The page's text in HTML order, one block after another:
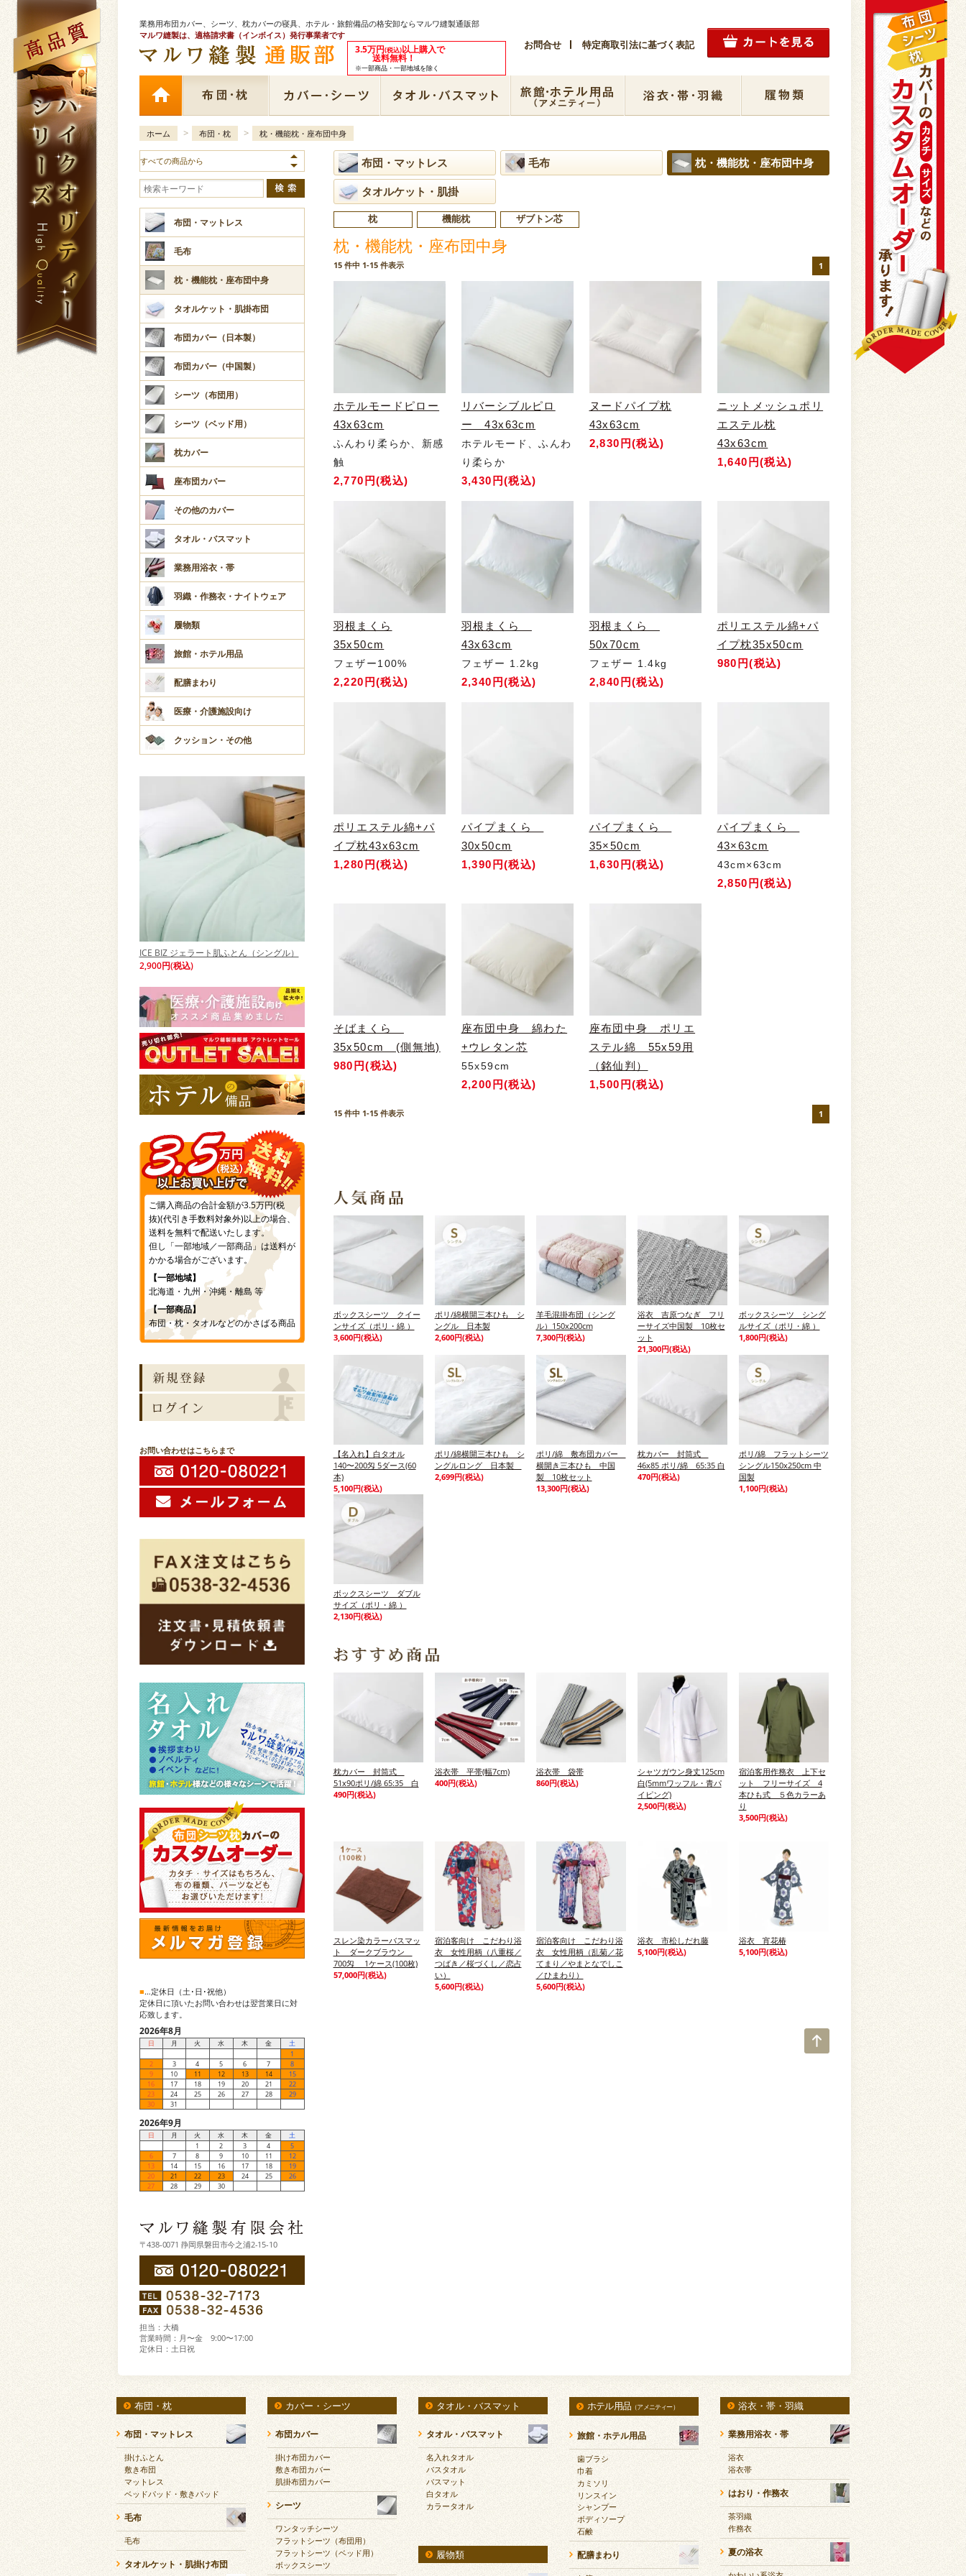
業務用布団カバー、シーツ、枕カバーの寝具、ホテル・旅館備品の格安卸ならマルワ縫製通販部
マルワ縫製は、適格請求書（インボイス）発行事業者です
3.5万円(税込)以上購入で
送料無料！
※一部商品・一部地域を除く
お問合せ 特定商取引法に基づく表記
ホーム > 布団・枕 > 枕・機能枕・座布団中身
布団・マットレス
毛布
枕・機能枕・座布団中身
タオルケット・肌掛布団
布団カバー（日本製）
布団カバー（中国製）
シーツ（布団用）
シーツ（ベッド用）
枕カバー
座布団カバー
その他のカバー
タオル・バスマット
業務用浴衣・帯
羽織・作務衣・ナイトウェア
履物類
旅館・ホテル用品
配膳まわり
医療・介護施設向け
クッション・その他
ICE BIZ ジェラート肌ふとん（シングル）
2,900円(税込)
ご購入商品の合計金額が3.5万円(税
抜)(代引き手数料対象外)以上の場合、
送料を無料で配送いたします。
但し「一部地域／一部商品」は送料が
かかる場合がございます。
【一部地域】
北海道・九州・沖縄・離島 等
【一部商品】
布団・枕・タオルなどのかさばる商品
お問い合わせはこちらまで
■…定休日（土･日･祝他）
定休日に頂いたお問い合わせは翌営業日に対
応致します。
2026年8月
日 月 火 水 木 金
土
1
2
3 4 5 6 7
8
9
10 11 12 13 14
15
16
17 18 19 20 21
22
23
24 25 26 27 28
29
30
31
2026年9月
日 月 火 水 木 金
土
1
2 3 4
5
6
7 8 9 10 11
12
13
14 15 16 17 18
19
20
21 22 23 24 25
26
27
28 29 30
〒438-0071 静岡県磐田市今之浦2-15-10
担当：大橋
営業時間：月〜金 9:00〜17:00
定休日：土日祝
布団・マットレス 毛布
枕・機能枕・座布団中身
タオルケット・肌掛
枕 機能枕 ザブトン芯
枕・機能枕・座布団中身
15 件中 1-15 件表示 1
ホテルモードピロー
43x63cm
ふんわり柔らか、新感
触
2,770円(税込)
リバーシブルピロ
ー 43x63cm
ホテルモード、ふんわ
り柔らか
3,430円(税込)
ヌードパイプ枕
43x63cm
2,830円(税込)
ニットメッシュポリ
エステル枕
43x63cm
1,640円(税込)
羽根まくら
35x50cm
フェザー100%
2,220円(税込)
羽根まくら
43x63cm
フェザー 1.2kg
2,340円(税込)
羽根まくら
50x70cm
フェザー 1.4kg
2,840円(税込)
ポリエステル綿+パ
イプ枕35x50cm
980円(税込)
ポリエステル綿+パ
イプ枕43x63cm
1,280円(税込)
パイプまくら
30x50cm
1,390円(税込)
パイプまくら
35×50cm
1,630円(税込)
パイプまくら
43×63cm
43cm×63cm
2,850円(税込)
そばまくら
35x50cm (側無地)
980円(税込)
座布団中身 綿わた
+ウレタン芯
55x59cm
2,200円(税込)
座布団中身 ポリエ
ステル綿 55x59用
（銘仙判）
1,500円(税込)
15 件中 1-15 件表示 1
ボックスシーツ クイー
ンサイズ（ポリ・綿 ）
3,600円(税込)
ポリ/綿横開三本ひも シ
ングル 日本製
2,600円(税込)
羊毛混掛布団（シング
ル）150x200cm
7,300円(税込)
浴衣 吉原つなぎ フリ
ーサイズ中国製 10枚セ
ット
21,300円(税込)
ボックスシーツ シング
ルサイズ（ポリ・綿 ）
1,800円(税込)
【名入れ】白タオル
140〜200匁 5ダース(60
本)
5,100円(税込)
ポリ/綿横開三本ひも シ
ングルロング 日本製
2,699円(税込)
ポリ/綿 敷布団カバー
横開き三本ひも 中国
製 10枚セット
13,300円(税込)
枕カバー 封筒式
46x85 ポリ/綿 65:35 白
470円(税込)
ポリ/綿 フラットシーツ
シングル150x250cm 中
国製
1,100円(税込)
ボックスシーツ ダブル
サイズ（ポリ・綿 ）
2,130円(税込)
枕カバー 封筒式
51x90ポリ/綿 65:35 白
490円(税込)
浴衣帯 平帯(幅7cm)
400円(税込)
浴衣帯 袋帯
860円(税込)
シャツガウン身丈125cm
白(5mmワッフル・青パ
イピング)
2,500円(税込)
宿泊客用作務衣 上下セ
ット フリーサイズ 4
本ひも式 ５色カラーあ
り
3,500円(税込)
スレン染カラーバスマッ
ト ダークブラウン
700匁 1ケース(100枚)
57,000円(税込)
宿泊客向け こだわり浴
衣 女性用柄（八重桜／
つばき／桜づくし／恋占
い）
5,600円(税込)
宿泊客向け こだわり浴
衣 女性用柄（乱菊／花
てまり／やまとなでしこ
／ひまわり）
5,600円(税込)
浴衣 市松しだれ藤
5,100円(税込)
浴衣 宵花椿
5,100円(税込)
布団・枕
布団・マットレス
掛けふとん
敷き布団
マットレス
ベッドパッド・敷きパッド
毛布
毛布
タオルケット・肌掛け布団
カバー・シーツ
布団カバー
掛け布団カバー
敷き布団カバー
肌掛布団カバー
シーツ
ワンタッチシーツ
フラットシーツ（布団用）
フラットシーツ（ベッド用）
ボックスシーツ
タオル・バスマット
タオル・バスマット
名入れタオル
バスタオル
バスマット
白タオル
カラータオル
履物類
ホテル用品 （アメニティー）
旅館・ホテル用品
歯ブラシ
巾着
カミソリ
リンスイン
シャンプー
ボディソープ
石鹸
配膳まわり
浴衣・帯・羽織
業務用浴衣・帯
浴衣
浴衣帯
はおり・作務衣
茶羽織
作務衣
夏の浴衣